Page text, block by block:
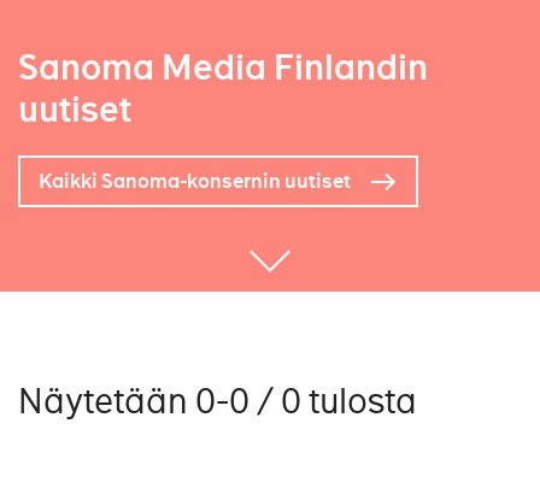
Sanoma Media Finlandin
uutiset
Kaikki Sanoma-konsernin uutiset
Näytetään 0-0 / 0 tulosta